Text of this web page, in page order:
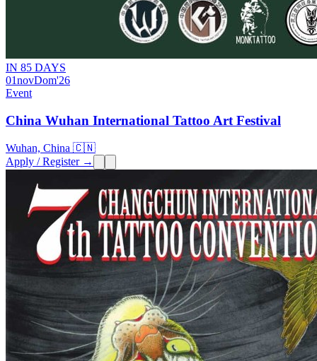
IN 85 DAYS
01novDom'26
Event
China Wuhan International Tattoo Art Festival
Wuhan, China 🇨🇳
Apply / Register →